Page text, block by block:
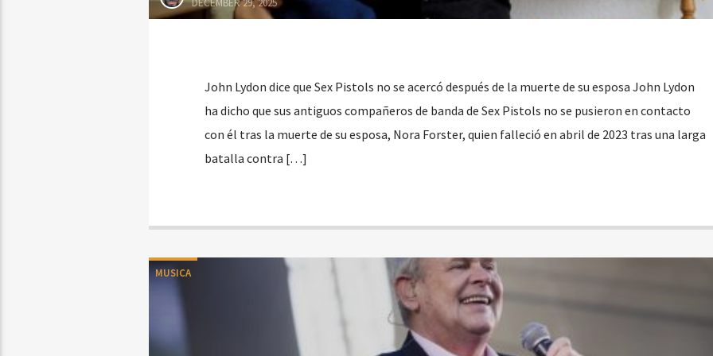
DECEMBER 29, 2025
John Lydon dice que Sex Pistols no se acercó después de la muerte de su esposa John Lydon
ha dicho que sus antiguos compañeros de banda de Sex Pistols no se pusieron en contacto
con él tras la muerte de su esposa, Nora Forster, quien falleció en abril de 2023 tras una larga
batalla contra […]
MUSICA